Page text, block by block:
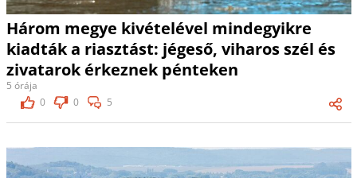
Három megye kivételével mindegyikre
kiadták a riasztást: jégeső, viharos szél és
zivatarok érkeznek pénteken
5 órája
0
0 5